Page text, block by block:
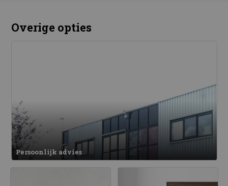
Overige opties
Persoonlijk advies